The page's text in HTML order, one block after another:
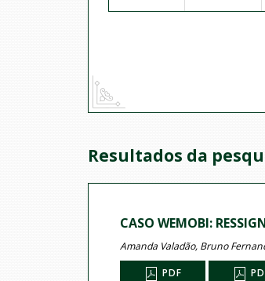
Resultados da
CASO WEMOBI:
Amanda Valadão, Bruno
PDF